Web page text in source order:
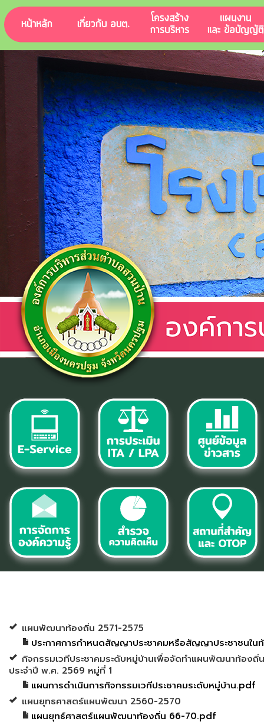
แผนพัฒนาท้องถิ่น 2571-2575
ประกาศการกำหนดสัญญาประชาคมหรือสัญญาประชาชนใ
กิจกรรมเวทีประชาคมระดับหมู่บ้านเพื่อจัดทำแผนพัฒนาท้อ
ประจำปี พ.ศ. 2569 หมู่ที่ 1
แผนการดำเนินการกิจกรรมเวทีประชาคมระดับหมู่บ้าน.pdf
แผนยุทธศาสตร์แผนพัฒนา 2560-2570
แผนยุทธ์ศาสตร์แผนพัฒนาท้องถิ่น 66-70.pdf